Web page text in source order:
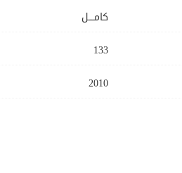
كامــــل
133
2010